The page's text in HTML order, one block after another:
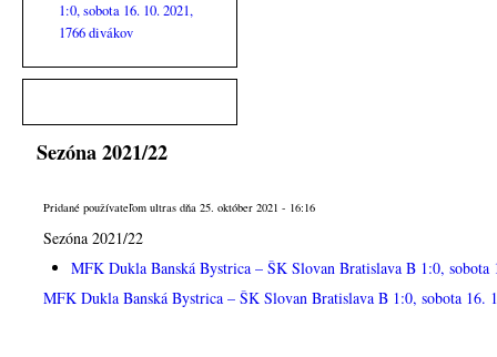
1:0, sobota 16. 10. 2021,
1766 divákov
Sezóna 2021/22
Pridané používateľom ultras dňa 25. október 2021 - 16:16
Sezóna 2021/22
MFK Dukla Banská Bystrica – ŠK Slovan Bratislava B 1:0,
MFK Dukla Banská Bystrica – ŠK Slovan Bratislava B 1:0, sobota 16.